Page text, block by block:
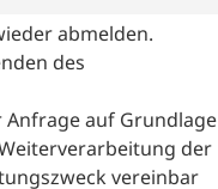
abmelden.
des
auf Grundlage
der
vereinbar